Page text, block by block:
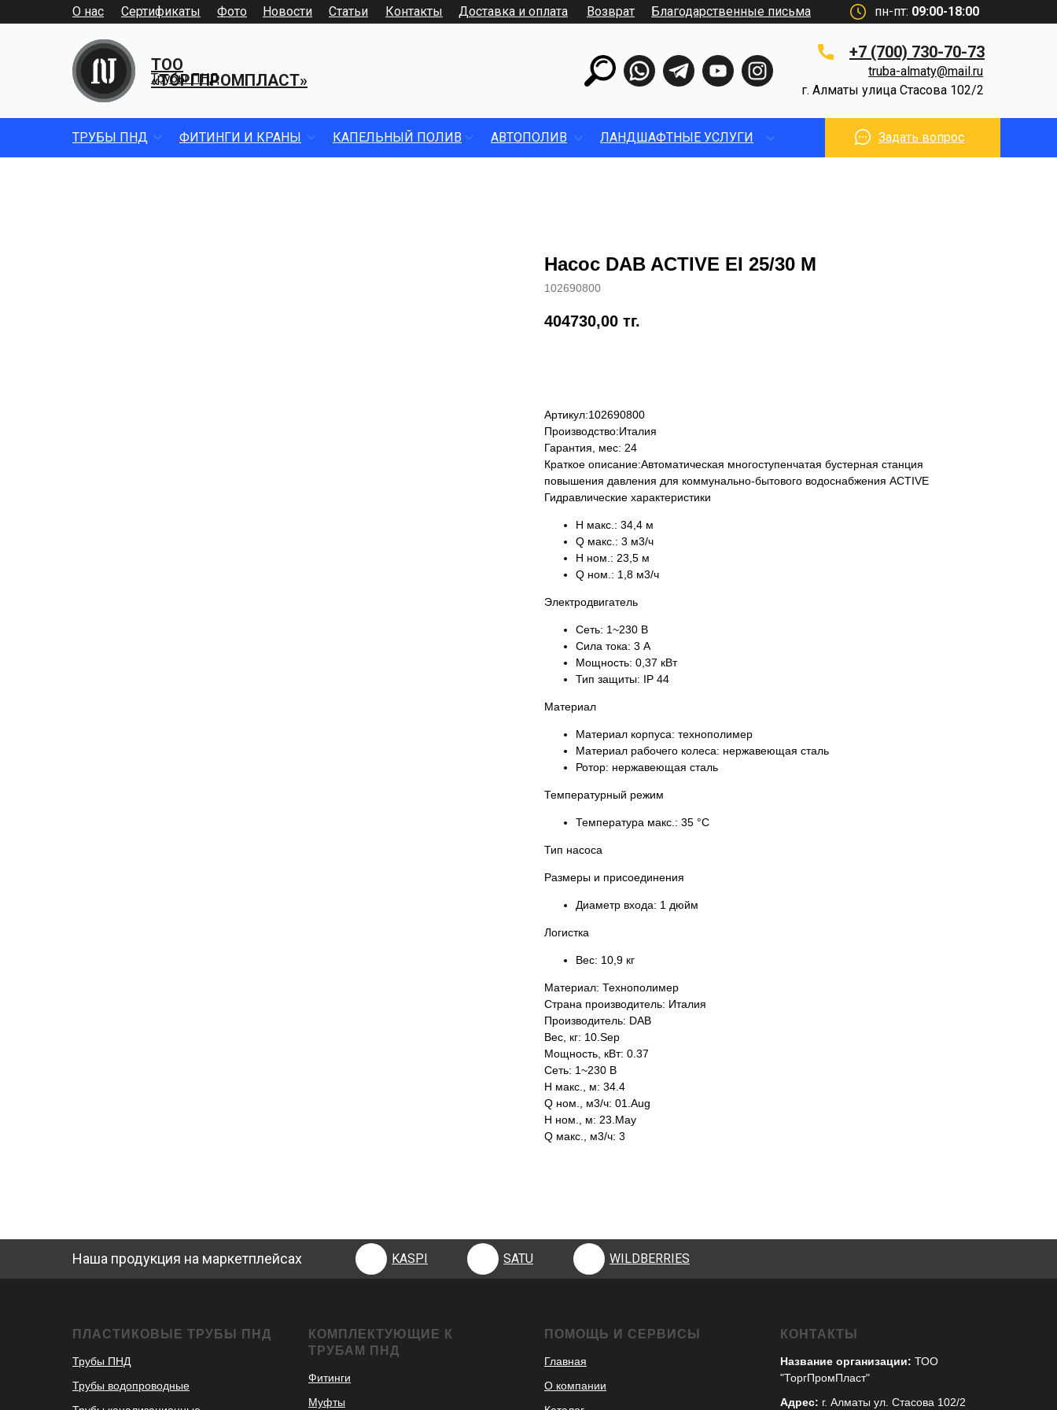
О нас Доставка и оплата
Контакты
Фото
Сертификаты Новости Статьи пн-пт: 09:00-18:00
ТОО
«ТОРГПРОМПЛАСТ»
Трубы ПНД
+7 (700) 730-70-73
г. Алматы улица Стасова 102/2
truba-almaty@mail.ru
Возврат Благодарственные письма
ТРУБЫ ПНД ФИТИНГИ И КРАНЫ КАПЕЛЬНЫЙ ПОЛИВ АВТОПОЛИВ ЛАНДШАФТНЫЕ УСЛУГИ Задать вопрос
Насос DAB ACTIVE EI 25/30 M
102690800
404730,00 тг.
Артикул:102690800
Производство:Италия
Гарантия, мес: 24
Краткое описание:Автоматическая многоступенчатая бустерная станция
повышения давления для коммунально-бытового водоснабжения ACTIVE
Гидравлические характеристики
H макс.: 34,4 м
Q макс.: 3 м3/ч
H ном.: 23,5 м
Q ном.: 1,8 м3/ч
Электродвигатель
Сеть: 1~230 В
Сила тока: 3 А
Мощность: 0,37 кВт
Тип защиты: IP 44
Материал
Материал корпуса: технополимер
Материал рабочего колеса: нержавеющая сталь
Ротор: нержавеющая сталь
Температурный режим
Температура макс.: 35 °С
Тип насоса
Размеры и присоединения
Диаметр входа: 1 дюйм
Логистка
Вес: 10,9 кг
Материал: Технополимер
Страна производитель: Италия
Производитель: DAB
Вес, кг: 10.Sep
Мощность, кВт: 0.37
Сеть: 1~230 В
H макс., м: 34.4
Q ном., м3/ч: 01.Aug
H ном., м: 23.May
Q макс., м3/ч: 3
Наша продукция на маркетплейсах KASPI SATU WILDBERRIES
ПЛАСТИКОВЫЕ ТРУБЫ ПНД
Трубы ПНД
Трубы водопроводные
КОМПЛЕКТУЮЩИЕ К
ТРУБАМ ПНД
Фитинги
Муфты
ПОМОЩЬ И СЕРВИСЫ
Главная
О компании
КОНТАКТЫ
Название организации: ТОО
"ТоргПромПласт"
Адрес: г. Алматы ул. Стасова 102/2